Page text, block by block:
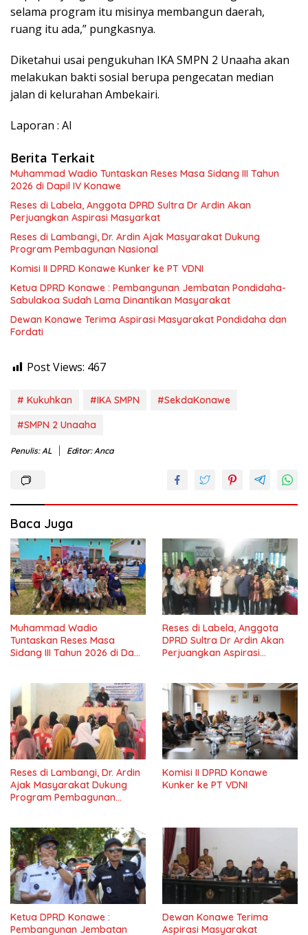
selama program itu misinya membangun daerah,
ruang itu ada,” pungkasnya.
Diketahui usai pengukuhan IKA SMPN 2 Unaaha akan
melakukan bakti sosial berupa pengecatan median
jalan di kelurahan Ambekairi.
Laporan : Al
Berita Terkait
Muhammad Wadio Tuntaskan Reses Masa Sidang III Tahun
2026 di Dapil IV Konawe
Reses di Labela, Anggota DPRD Sultra Dr Ardin Akan
Perjuangkan Aspirasi Masyarkat
Reses di Lambangi, Dr. Ardin Ajak Masyarakat Dukung
Program Pembagunan Nasional
Komisi II DPRD Konawe Kunker ke PT VDNI
Ketua DPRD Konawe : Pembangunan Jembatan Pondidaha-
Sabulakoa Sudah Lama Dinantikan Masyarakat
Dewan Konawe Terima Aspirasi Masyarakat Pondidaha dan
Fordati
Post Views: 467
# Kukuhkan #IKA SMPN
#SekdaKonawe
#SMPN 2 Unaaha
Penulis: AL Editor: Anca
Baca Juga
Muhammad Wadio
Tuntaskan Reses Masa
Sidang III Tahun 2026 di Dapil
Reses di Labela, Anggota
DPRD Sultra Dr Ardin Akan
Perjuangkan Aspirasi
Reses di Lambangi, Dr. Ardin
Ajak Masyarakat Dukung
Program Pembagunan
Komisi II DPRD Konawe
Kunker ke PT VDNI
Ketua DPRD Konawe :
Pembangunan Jembatan
Dewan Konawe Terima
Aspirasi Masyarakat